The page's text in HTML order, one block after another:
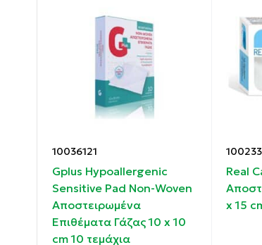
Ανοίξτε τη χάρτινη
Αφαιρέστε αρχικά το
συγκολλητική επιφάνεια
Εφαρμόστε το επίθεμα στο
επένδυσης
Να φυλάσσονται σε ξηρό και
Να μη χρησιμοποιούνται εάν η
Μίας χρήσης δεν
10036121
Gplus Hypoallergenic
Sensitive Pad Non-Woven
Αποστειρωμένα
Επιθέματα Γάζας 10 x 10
cm 10 τεμάχια
Real
x 15